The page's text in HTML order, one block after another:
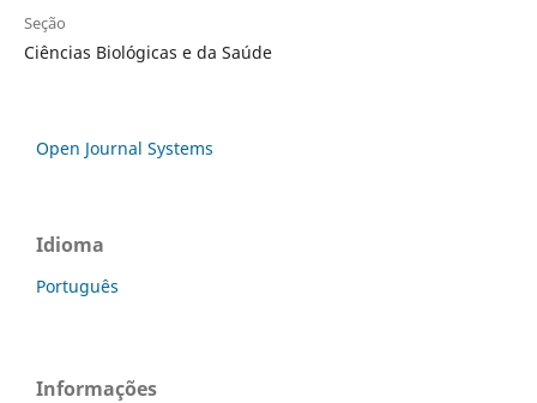
Seção
Ciências Biológicas e da Saúde
Open Journal Systems
Idioma
Português
Informações